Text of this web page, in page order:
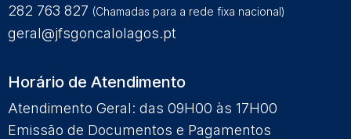
282 763 827 (Chamadas para a rede fixa nacional)
geral@jfsgoncalolagos.pt
Horário de Atendimento
Atendimento Geral: das 09H00 às 17H00
Emissão de Documentos e Pagamentos